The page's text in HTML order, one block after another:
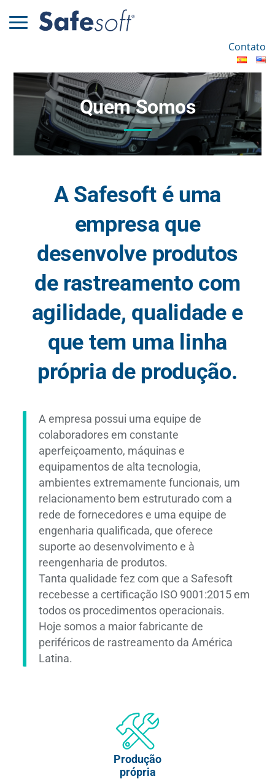
Contato
Quem Somos
A Safesoft é uma
empresa que
desenvolve produtos
de rastreamento com
agilidade, qualidade e
que tem uma linha
própria de produção.
A empresa possui uma equipe de
colaboradores em constante
aperfeiçoamento, máquinas e
equipamentos de alta tecnologia,
ambientes extremamente funcionais, um
relacionamento bem estruturado com a
rede de fornecedores e uma equipe de
engenharia qualificada, que oferece
suporte ao desenvolvimento e à
reengenharia de produtos.
Tanta qualidade fez com que a Safesoft
recebesse a certificação ISO 9001:2015 em
todos os procedimentos operacionais.
Hoje somos a maior fabricante de
periféricos de rastreamento da América
Latina.
Produção
própria